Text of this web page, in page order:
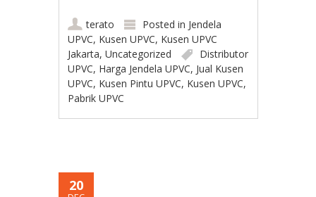
terato Posted in Jendela
UPVC, Kusen UPVC, Kusen UPVC
Jakarta,Uncategorized
Distributor
UPVC, Harga Jendela UPVC, Jual Kusen
UPVC, Kusen Pintu UPVC, Kusen UPVC,
Pabrik UPVC
20